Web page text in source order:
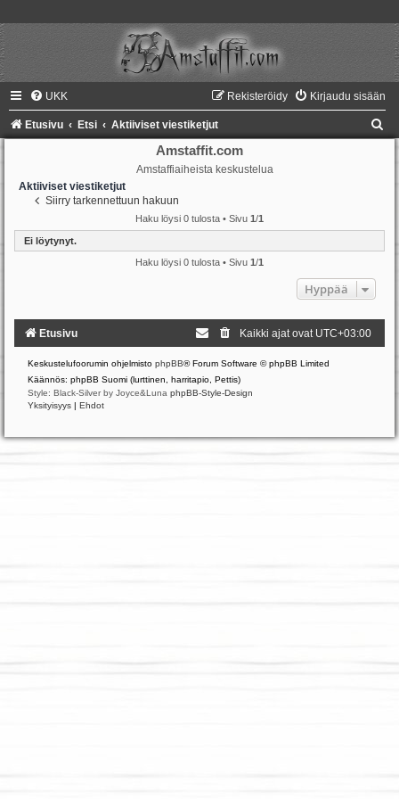
UKK Kirjaudu sisään
Rekisteröidy
Etusivu Etsi Aktiiviset viestiketjut
Amstaffit.com
Amstaffiaiheista keskustelua
Aktiiviset viestiketjut
Siirry tarkennettuun hakuun
Haku löysi 0 tulosta • Sivu 1/1
Ei löytynyt.
Haku löysi 0 tulosta • Sivu 1/1
Hyppää
Etusivu Kaikki ajat ovat UTC+03:00
Keskustelufoorumin ohjelmisto phpBB® Forum Software © phpBB Limited
Käännös: phpBB Suomi (lurttinen, harritapio, Pettis)
Style: Black-Silver by Joyce&Luna phpBB-Style-Design
Yksityisyys | Ehdot